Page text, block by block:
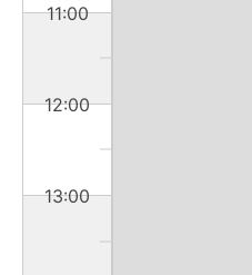
11:00
12:00
13:00